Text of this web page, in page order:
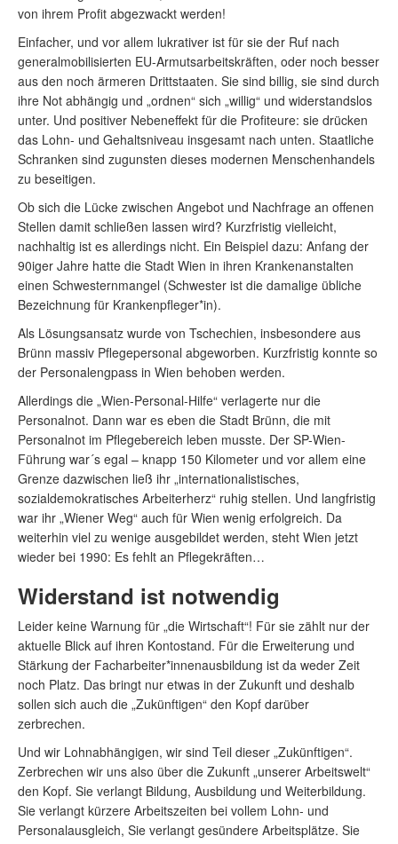
von ihrem Profit abgezwackt werden!
Einfacher, und vor allem lukrativer ist für sie der Ruf nach
generalmobilisierten EU-Armutsarbeitskräften, oder noch besser
aus den noch ärmeren Drittstaaten. Sie sind billig, sie sind durch
ihre Not abhängig und „ordnen“ sich „willig“ und widerstandslos
unter. Und positiver Nebeneffekt für die Profiteure: sie drücken
das Lohn- und Gehaltsniveau insgesamt nach unten. Staatliche
Schranken sind zugunsten dieses modernen Menschenhandels
zu beseitigen.
Ob sich die Lücke zwischen Angebot und Nachfrage an offenen
Stellen damit schließen lassen wird? Kurzfristig vielleicht,
nachhaltig ist es allerdings nicht. Ein Beispiel dazu: Anfang der
90iger Jahre hatte die Stadt Wien in ihren Krankenanstalten
einen Schwesternmangel (Schwester ist die damalige übliche
Bezeichnung für Krankenpfleger*in).
Als Lösungsansatz wurde von Tschechien, insbesondere aus
Brünn massiv Pflegepersonal abgeworben. Kurzfristig konnte so
der Personalengpass in Wien behoben werden.
Allerdings die „Wien-Personal-Hilfe“ verlagerte nur die
Personalnot. Dann war es eben die Stadt Brünn, die mit
Personalnot im Pflegebereich leben musste. Der SP-Wien-
Führung war´s egal – knapp 150 Kilometer und vor allem eine
Grenze dazwischen ließ ihr „internationalistisches,
sozialdemokratisches Arbeiterherz“ ruhig stellen. Und langfristig
war ihr „Wiener Weg“ auch für Wien wenig erfolgreich. Da
weiterhin viel zu wenige ausgebildet werden, steht Wien jetzt
wieder bei 1990: Es fehlt an Pflegekräften…
Widerstand ist notwendig
Leider keine Warnung für „die Wirtschaft“! Für sie zählt nur der
aktuelle Blick auf ihren Kontostand. Für die Erweiterung und
Stärkung der Facharbeiter*innenausbildung ist da weder Zeit
noch Platz. Das bringt nur etwas in der Zukunft und deshalb
sollen sich auch die „Zukünftigen“ den Kopf darüber
zerbrechen.
Und wir Lohnabhängigen, wir sind Teil dieser „Zukünftigen“.
Zerbrechen wir uns also über die Zukunft „unserer Arbeitswelt“
den Kopf. Sie verlangt Bildung, Ausbildung und Weiterbildung.
Sie verlangt kürzere Arbeitszeiten bei vollem Lohn- und
Personalausgleich, Sie verlangt gesündere Arbeitsplätze. Sie